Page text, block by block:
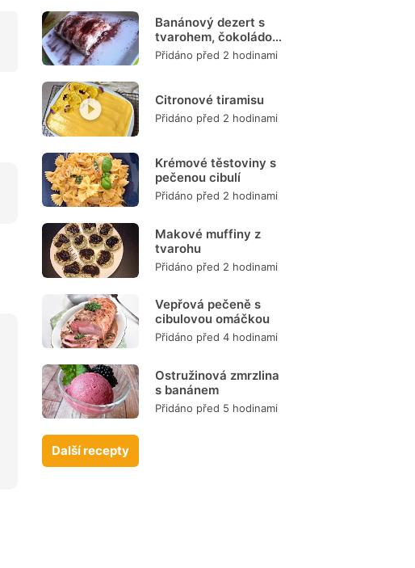
Banánový dezert s
tvarohem, čokoládou
a burizony
Přidáno před 2 hodinami
Citronové tiramisu
Přidáno před 2 hodinami
Krémové těstoviny s
pečenou cibulí
Přidáno před 2 hodinami
Makové muffiny z
tvarohu
Přidáno před 2 hodinami
Vepřová pečeně s
cibulovou omáčkou
Přidáno před 4 hodinami
Ostružinová zmrzlina
s banánem
Přidáno před 5 hodinami
Další recepty